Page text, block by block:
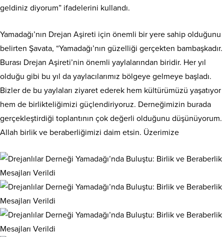
geldiniz diyorum” ifadelerini kullandı.
Yamadağı’nın Drejan Aşireti için önemli bir yere sahip olduğunu
belirten Şavata, “Yamadağı’nın güzelliği gerçekten bambaşkadır.
Burası Drejan Aşireti’nin önemli yaylalarından biridir. Her yıl
olduğu gibi bu yıl da yaylacılarımız bölgeye gelmeye başladı.
Bizler de bu yaylaları ziyaret ederek hem kültürümüzü yaşatıyor
hem de birlikteliğimizi güçlendiriyoruz. Derneğimizin burada
gerçekleştirdiği toplantının çok değerli olduğunu düşünüyorum.
Allah birlik ve beraberliğimizi daim etsin. Üzerimize